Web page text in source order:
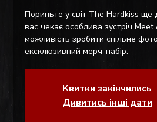
Пориньте у світ The Hardkiss ще
вас чекає особлива зустріч Meet
можливість зробити спільне
ексклюзивний мерч-набір.
Квитки закінчились
Дивитись інші дати